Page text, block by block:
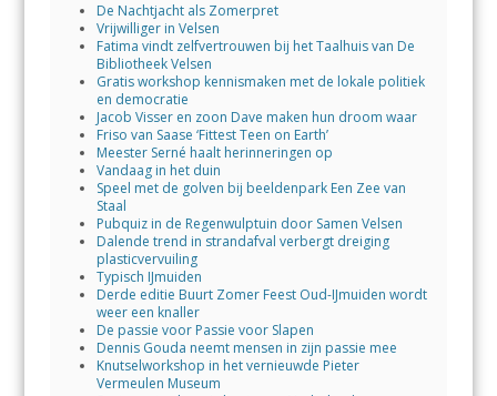
De Nachtjacht als Zomerpret
Vrijwilliger in Velsen
Fatima vindt zelfvertrouwen bij het Taalhuis van De
Bibliotheek Velsen
Gratis workshop kennismaken met de lokale politiek
en democratie
Jacob Visser en zoon Dave maken hun droom waar
Friso van Saase ‘Fittest Teen on Earth’
Meester Serné haalt herinneringen op
Vandaag in het duin
Speel met de golven bij beeldenpark Een Zee van
Staal
Pubquiz in de Regenwulptuin door Samen Velsen
Dalende trend in strandafval verbergt dreiging
plasticvervuiling
Typisch IJmuiden
Derde editie Buurt Zomer Feest Oud-IJmuiden wordt
weer een knaller
De passie voor Passie voor Slapen
Dennis Gouda neemt mensen in zijn passie mee
Knutselworkshop in het vernieuwde Pieter
Vermeulen Museum